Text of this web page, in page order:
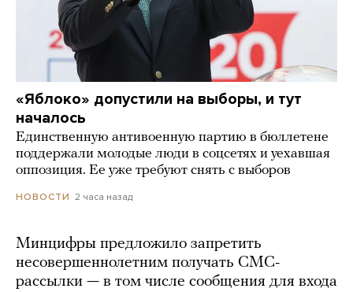
«Яблоко» допустили на выборы, и тут
началось
Единственную антивоенную партию в бюллетене
поддержали молодые люди в соцсетях и уехавшая
оппозиция. Ее уже требуют снять с выборов
НОВОСТИ 2 часа назад
Минцифры предложило запретить
несовершеннолетним получать СМС-
рассылки — в том числе сообщения для входа